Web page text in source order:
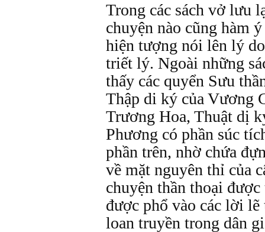
Trong các sách vở lưu
chuyện nào cũng hàm
hiện tượng nói lên lý
triết lý. Ngoài những
thấy các quyển Sưu
Thập di ký của Vương
Trương Hoa, Thuật dị
Phương có phần súc
phần trên, nhờ chứa
về mặt nguyên thỉ của
chuyện thần thoại
được phổ vào các lời lẽ
loan truyền trong dân